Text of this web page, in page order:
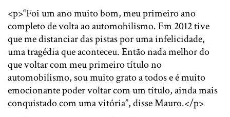
<p>“Foi um ano muito bom, meu primeiro ano
completo de volta ao automobilismo. Em 2012 tive
que me distanciar das pistas por uma infelicidade,
uma tragédia que aconteceu. Então nada melhor do
que voltar com meu primeiro título no
automobilismo, sou muito grato a todos e é muito
emocionante poder voltar com um título, ainda mais
conquistado com uma vitória”, disse Mauro.</p>